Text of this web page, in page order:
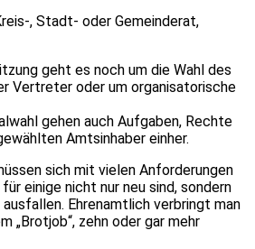
, Stadt- oder Gemeinderat,
geht es noch um die Wahl des
Vertreter oder um organisatorische
gehen auch Aufgaben, Rechte
Amtsinhaber einher.
sich mit vielen Anforderungen
einige nicht nur neu sind, sondern
Ehrenamtlich verbringt man
„Brotjob“, zehn oder gar mehr